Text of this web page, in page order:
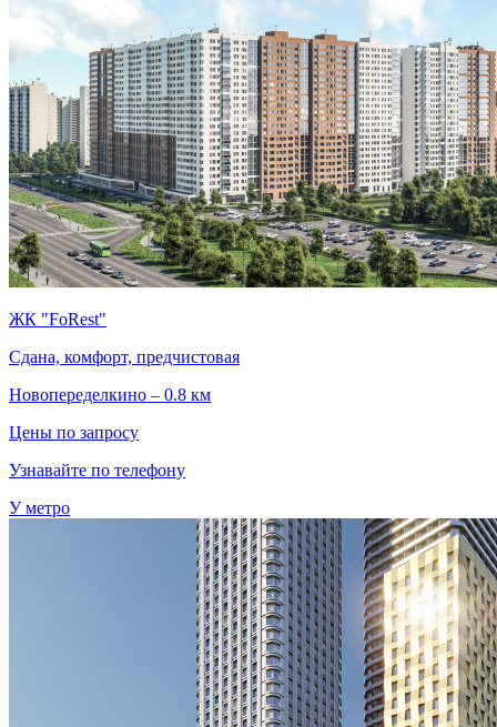
ЖК "FoRest"
Сдана, комфорт, предчистовая
Новопеределкино – 0.8 км
Цены по запросу
Узнавайте по телефону
У метро